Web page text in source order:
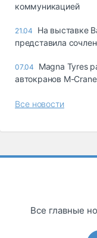
коммуникацией
21.04
На выставке
представила
07.04
Magna Tyres
автокранов M-Crane
Все новости
Все главные